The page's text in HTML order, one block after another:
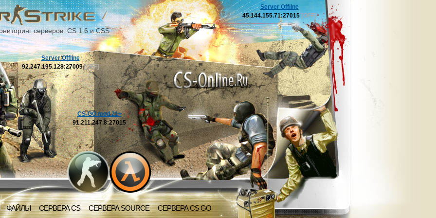
серверов: CS 1.6 и CSS
ФАЙЛЫ СЕРВЕРА CS СЕРВЕРА SOURCE СЕРВЕРА CS GO
Server Offline
92.247.195.128:27009[OFF]
CS-GO mod 21+
91.211.247.8:27015
Server Offline
45.144.155.71:27015 [OFF]